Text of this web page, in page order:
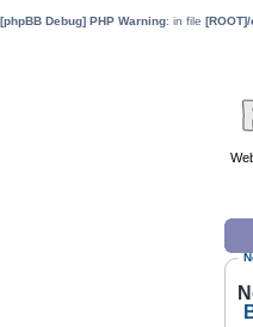
[phpBB Debug] PHP Warning: in file